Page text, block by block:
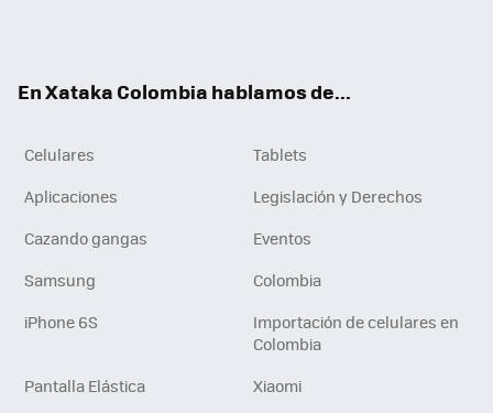
En Xataka Colombia hablamos de...
Celulares
Tablets
Aplicaciones
Legislación y Derechos
Cazando gangas
Eventos
Samsung
Colombia
iPhone 6S
Importación de celulares en
Colombia
Pantalla Elástica
Xiaomi